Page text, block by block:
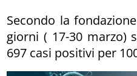
Secondo la
giorni ( 17-30 marzo)
697 casi positivi per